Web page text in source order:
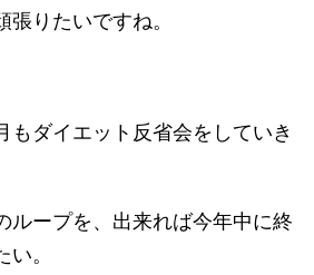
りたいですね。
もダイエット反省会をしていき
ループを、出来れば今年中に終
。